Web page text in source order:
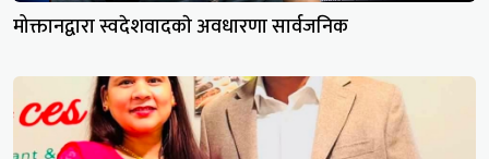
मोक्तानद्वारा स्वदेशवादकाे अवधारणा सार्वजनिक